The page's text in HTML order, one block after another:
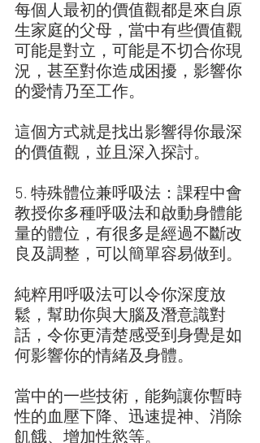
每個人最初的價值觀都是來自原
生家庭的父母，當中有些價值觀
可能是對立，可能是不切合你現
況，甚至對你造成困擾，影響你
的愛情乃至工作。
這個方式就是找出影響得你最深
的價值觀，並且深入探討。
5. 特殊體位兼呼吸法：課程中會
教授你多種呼吸法和啟動身體能
量的體位，有很多是經過不斷改
良及調整，可以簡單容易做到。
純粹用呼吸法可以令你深度放
鬆，幫助你與大腦及潛意識對
話，令你更清楚感受到身覺是如
何影響你的情緒及身體。
當中的一些技術，能夠讓你暫時
性的血壓下降、迅速提神、消除
飢餓、增加性慾等。